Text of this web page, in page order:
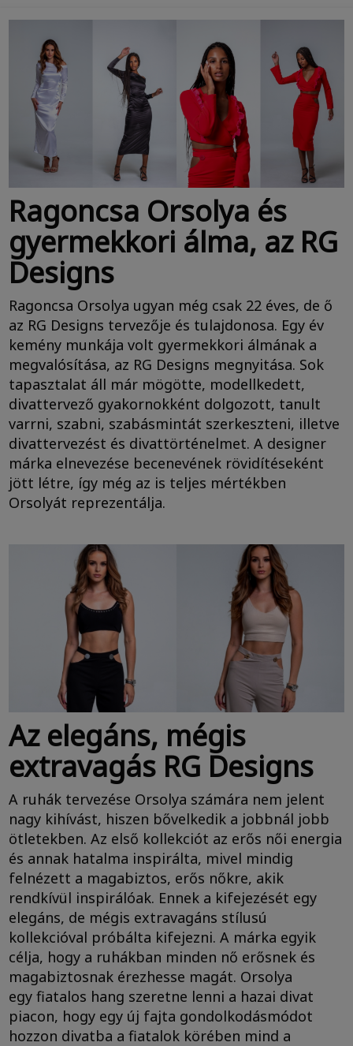
Ragoncsa Orsolya és
gyermekkori álma, az RG
Designs
Ragoncsa Orsolya ugyan még csak 22 éves, de ő
az RG Designs tervezője és tulajdonosa. Egy év
kemény munkája volt gyermekkori álmának a
megvalósítása, az RG Designs megnyitása. Sok
tapasztalat áll már mögötte, modellkedett,
divattervező gyakornokként dolgozott, tanult
varrni, szabni, szabásmintát szerkeszteni, illetve
divattervezést és divattörténelmet. A designer
márka elnevezése becenevének rövidítéseként
jött létre, így még az is teljes mértékben
Orsolyát reprezentálja.
Az elegáns, mégis
extravagás RG Designs
A ruhák tervezése Orsolya számára nem jelent
nagy kihívást, hiszen bővelkedik a jobbnál jobb
ötletekben. Az első kollekciót az erős női energia
és annak hatalma inspirálta, mivel mindig
felnézett a magabiztos, erős nőkre, akik
rendkívül inspirálóak. Ennek a kifejezését egy
elegáns, de mégis extravagáns stílusú
kollekcióval próbálta kifejezni. A márka egyik
célja, hogy a ruhákban minden nő erősnek és
magabiztosnak érezhesse magát. Orsolya
egy fiatalos hang szeretne lenni a hazai divat
piacon, hogy egy új fajta gondolkodásmódot
hozzon divatba a fiatalok körében mind a